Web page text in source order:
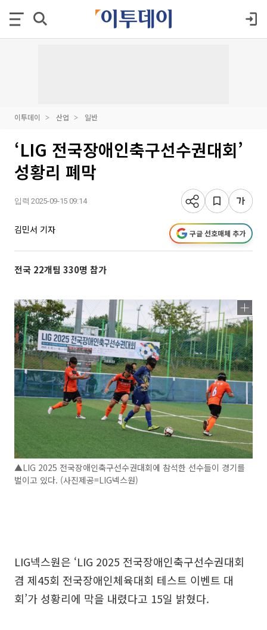
이투데이 산업 일반
‘LIG 전국장애인축구선수권대회’
성황리 폐막
입력 2025-09-15 09:14
김민서 기자 구글 선호매체 추가
전국 22개팀 330명 참가
▲LIG 2025 전국장애인축구선수권대회에 참석한 선수들이 경기를
벌이고 있다. (사진제공=LIG넥스원)
LIG넥스원은 ‘LIG 2025 전국장애인축구선수권대회
겸 제45회 전국장애인체육대회 테스트 이벤트 대
회’가 성황리에 막을 내렸다고 15일 밝혔다.